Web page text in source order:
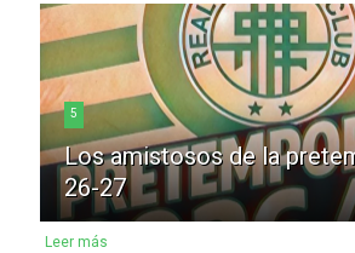
5
Los amistosos de la
26-27
Leer más